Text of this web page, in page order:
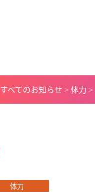
すべてのお知らせ >体力 >
体力